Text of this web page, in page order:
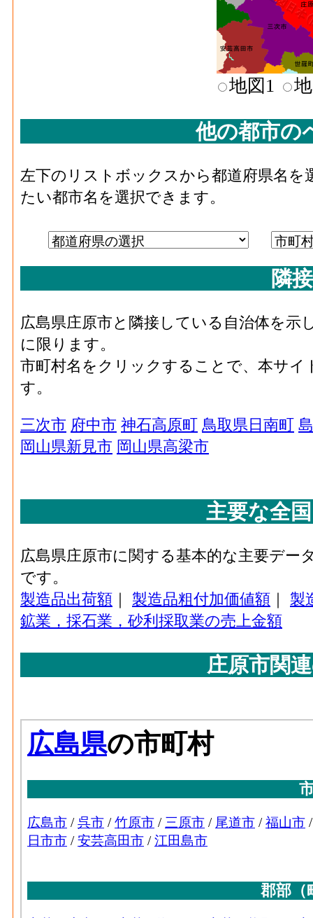
281[
料、電力使用等額(2016)
1,983[
汎用機械･製造品出荷額
等(2016)
619[
年末現在高(2016)
174[
生産用機械･事業所数
(2016)
(2016)
生産用機械･現金給与総
生産用機械･原材料、燃
料、電力使用等額(2016)
1,650[
生産用機械･製造品出荷
額等(2016)
3,589[
生産用機械･粗付加価値
額(2016)
1,806[
生産用機械･有形固定資
産年末現在高(2016)
927[
(2016)
業務用機械･従業者数
電気機械･事業所数(2016)
者の人件費及び派遣受入者に係る人材派
化学工業･原材料、燃料、電力使用等額[百
料費と電力も含む年間原材料使用額
化学工業･製造品出荷額等[百万円](2016)：
化学工業･粗付加価値額[百万円](2016)：化
活動によって新規に付加された価値
化学工業･有形固定資産年末現在高[百万円
10人以上事業所における有形固定資産年末
石油･事業所数(2016)：石油製品・石炭製
場、製作所、製造所あるいは加工所の数
石油･従業者数[人](2016)：石油製品・石炭
石油･現金給与総額[百万円](2016)：石油製
業に従事する者の人件費及び派遣受入者
払額
石油･原材料、燃料、電力使用等額[百万円
品製造業 の燃料費と電力も含む年間原材
造工程から生じた年間製造品出荷額
石油･粗付加価値額[百万円](2016)
造業 の従業者10人以上事業所における有
う工場、製作所、製造所あるいは加工所の
プラスチック･従業者数[人](2016)
事業主及び無給家族従業者、常用労働者の
プラスチック･現金給与総額[百万円](2016)
プラスチック･製造品出荷額等[百万円
造業 の製造工程から生じた年間製造品出
業 の年間の製造品生産活動によって新規
プラスチック･有形固定資産年末現在高[百
ク製品製造業 の従業者10人以上事業所に
ゴム･事業所数(2016)：ゴム製品製造業 の
製造所あるいは加工所の数
地図1
他の都市の
左下のリストボックスから都道府県名
たい都市名を選択できます。
隣
広島県庄原市と隣接している自治体を
に限ります。
市町村名をクリックすることで、本サ
す。
三次市 府中市 神石高原町 鳥取県日南町
岡山県新見市 岡山県高梁市
主要な全
広島県庄原市に関する基本的な主要デ
です。
製造品出荷額 ｜ 製造品粗付加価値額 ｜ 製
鉱業，採石業，砂利採取業の売上金額
庄原市関